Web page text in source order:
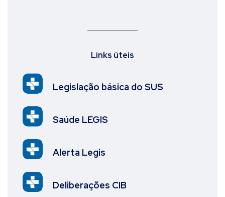
Links úteis
Legislação básica do SUS
Saúde LEGIS
Alerta Legis
Deliberações CIB